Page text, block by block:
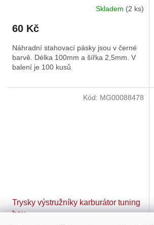
Skladem (2 ks)
60 Kč
Náhradní stahovací pásky jsou v černé
barvě. Délka 100mm a šířka 2,5mm. V
balení je 100 kusů.
Trysky výstružníky karburátor tuning
box
Kód: MG00088478